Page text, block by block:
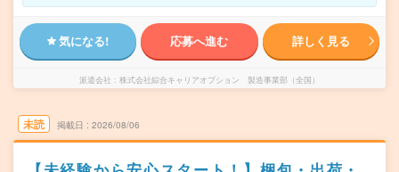
気になる! 応募へ進む 詳しく見る
派遣会社 株式会社綜合キャリアオプション 製造事業部（全国）
未読 掲載日 2026/08/06